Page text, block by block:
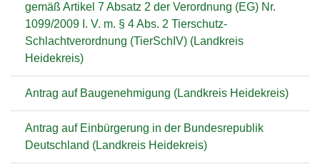
gemäß Artikel 7 Absatz 2 der Verordnung (EG) Nr.
1099/2009 I. V. m. § 4 Abs. 2 Tierschutz-
Schlachtverordnung (TierSchIV) (Landkreis
Heidekreis)
Antrag auf Baugenehmigung (Landkreis Heidekreis)
Antrag auf Einbürgerung in der Bundesrepublik
Deutschland (Landkreis Heidekreis)